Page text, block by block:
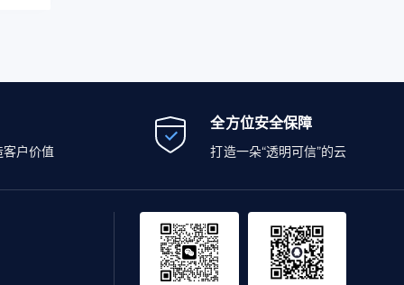
户价值
全方位安全保障
打造一朵“透明可信”的云